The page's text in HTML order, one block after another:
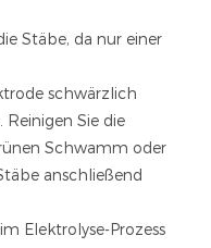
Stäbe, da nur einer
schwärzlich
Sie die
Schwamm oder
anschließend
Elektrolyse-Prozess